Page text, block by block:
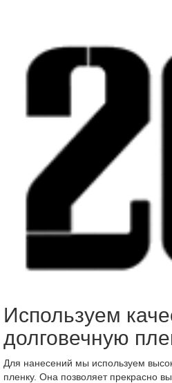
Используем
долговечную
Для нанесений мы используем
пленку. Она позволяет прекрасно